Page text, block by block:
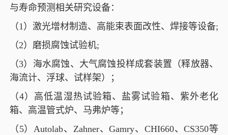
与寿命预测相关研究设备：
（1）激光增材制造、高能束表面改性、焊接等设备;
（2）磨损腐蚀试验机;
（3）海水腐蚀、大气腐蚀投样成套装置（释放器、
海流计、浮球、试样架）；
（4）高低温湿热试验箱、盐雾试验箱、紫外老化
箱、高温管式炉、马弗炉等；
（ 5）Autolab、 Zahner、Gamry、 CHI660、CS350等